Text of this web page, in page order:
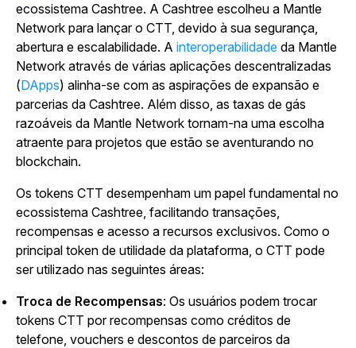
ecossistema Cashtree. A Cashtree escolheu a Mantle
Network para lançar o CTT, devido à sua segurança,
abertura e escalabilidade. A interoperabilidade da Mantle
Network através de várias aplicações descentralizadas
(DApps) alinha-se com as aspirações de expansão e
parcerias da Cashtree. Além disso, as taxas de gás
razoáveis da Mantle Network tornam-na uma escolha
atraente para projetos que estão se aventurando no
blockchain.
Os tokens CTT desempenham um papel fundamental no
ecossistema Cashtree, facilitando transações,
recompensas e acesso a recursos exclusivos. Como o
principal token de utilidade da plataforma, o CTT pode
ser utilizado nas seguintes áreas:
Troca de Recompensas: Os usuários podem trocar
tokens CTT por recompensas como créditos de
telefone, vouchers e descontos de parceiros da